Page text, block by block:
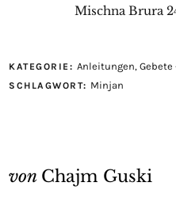
Mischna Brura
KATEGORIE: Anleitungen,
SCHLAGWORT: Minjan
von Chajm Guski